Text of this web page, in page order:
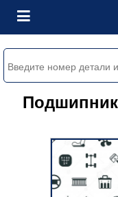
Подшипник